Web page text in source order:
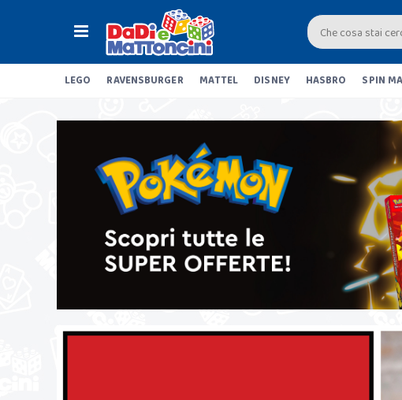
LEGO RAVENSBURGER MATTEL DISNEY HASBRO SPIN